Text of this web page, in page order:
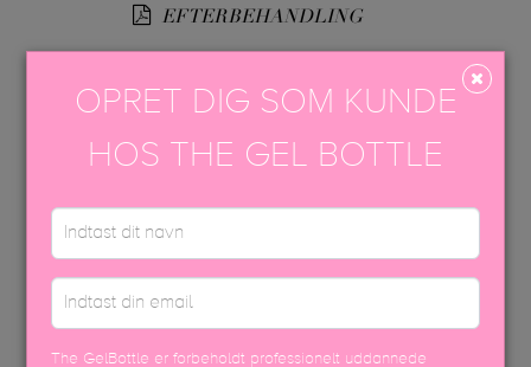
EFTERBEHANDLING
USP FARVEBROCHURE
SIKKERHEDSDATABLAD
OPRET DIG SOM KUNDE
HOS THE GEL BOTTLE
The GelBottle er forbeholdt professionelt uddannede